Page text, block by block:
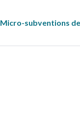
Micro-subventions